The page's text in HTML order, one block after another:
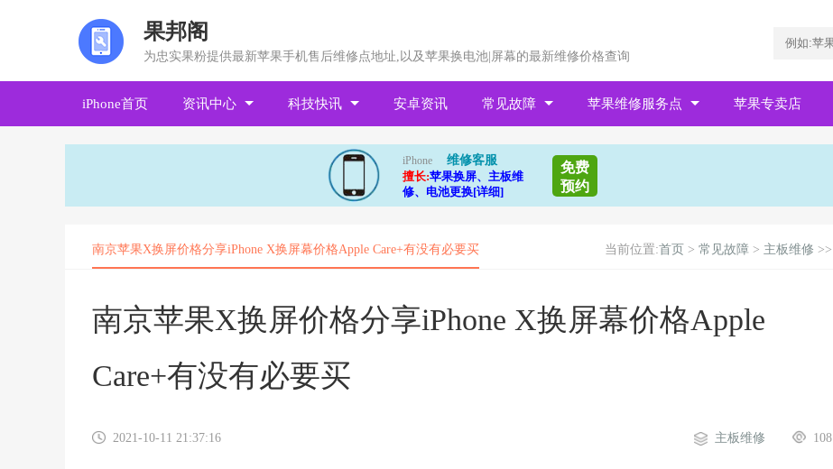
果邦阁
为忠实果粉提供最新苹果手机售后维修点地址,以及苹果换电池|屏幕的最新维修价格查询
iPhone首页 资讯中心 科技快讯 安卓资讯 常见故障 苹果维修服务点 苹果专卖店
iPhone
维修客服
擅长:苹果换屏、主板维
修、电池更换[详细]
免费
预约
南京苹果X换屏价格分享iPhone X换屏幕价格Apple Care+有没有必要买 当前位置:首页 > 常见故障> 主板维修 >>
南京苹果X换屏价格分享iPhone X换屏幕价格Apple
Care+有没有必要买
2021-10-11 21:37:16 108
主板维修